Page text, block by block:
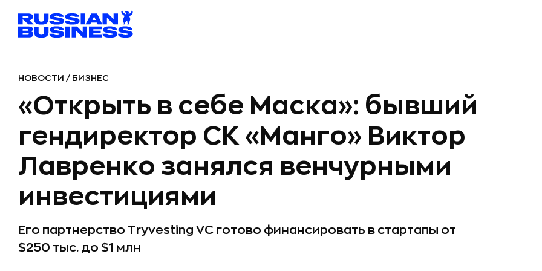
НОВОСТИ / БИЗНЕС
«Открыть в себе Маска»: бывший
гендиректор СК «Манго» Виктор
Лавренко занялся венчурными
инвестициями
Его партнерство Tryvesting VC готово финансировать в стартапы от
$250 тыс. до $1 млн